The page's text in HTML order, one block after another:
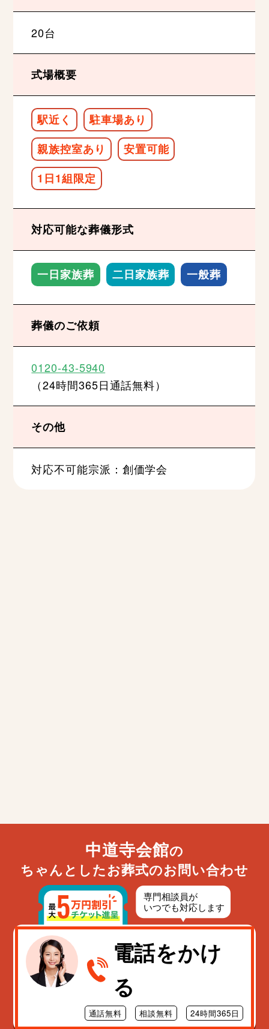
20台
式場概要
駅近く
駐車場あり
親族控室あり
安置可能
1日1組限定
対応可能な葬儀形式
一日家族葬 二日家族葬 一般葬
葬儀のご依頼
0120-43-5940
（24時間365日通話無料）
その他
対応不可能宗派：創価学会
中道寺会館の
ちゃんとしたお葬式のお問い合わせ
電話をかけ
る
通話無料 相談無料 24時間365日